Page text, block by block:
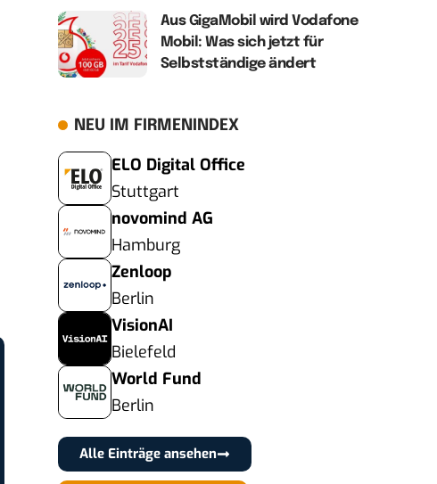
Aus GigaMobil wird Vodafone
Mobil: Was sich jetzt für
Selbstständige ändert
NEU IM FIRMENINDEX
ELO Digital Office
Stuttgart
novomind AG
Hamburg
Zenloop
Berlin
VisionAI
Bielefeld
World Fund
Berlin
Alle Einträge ansehen